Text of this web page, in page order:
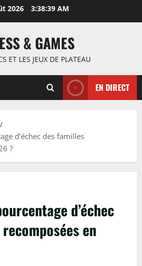
2026 3:38:40 AM
& GAMES
ET LES JEUX DE PLATEAU
EN DIRECT
d’échec des familles
?
d’échec
en